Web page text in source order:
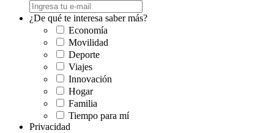
¿De qué te interesa saber más?
Economía
Movilidad
Deporte
Viajes
Innovación
Hogar
Familia
Tiempo para mí
Privacidad